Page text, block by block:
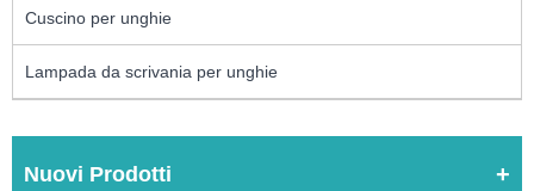
Cuscino per unghie
Lampada da scrivania per unghie
Nuovi Prodotti